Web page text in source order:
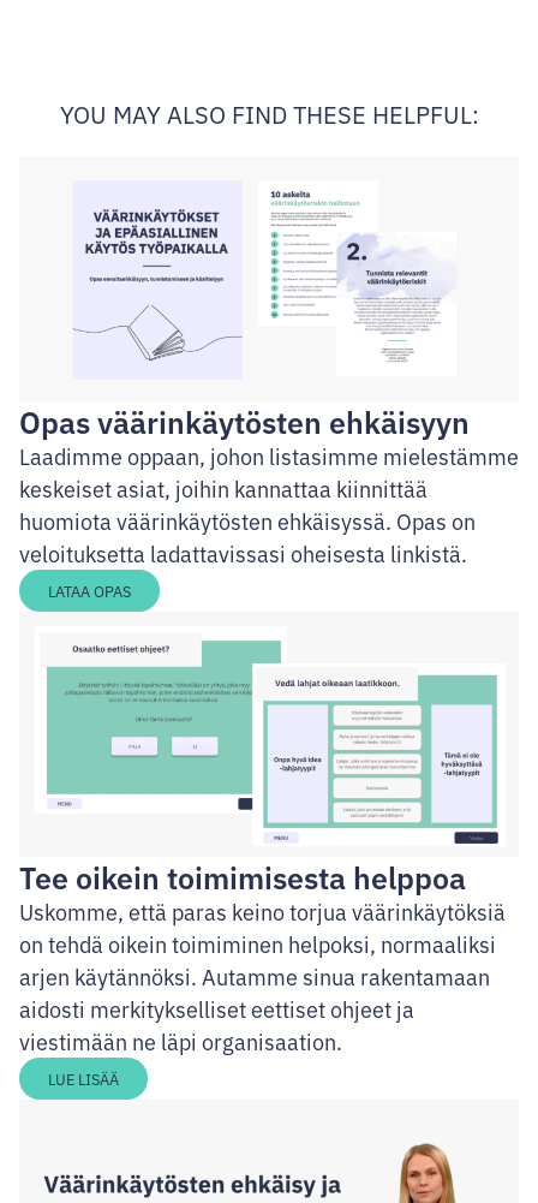
YOU MAY ALSO FIND THESE HELPFUL:
Opas väärinkäytösten ehkäisyyn
Laadimme oppaan, johon listasimme mielestämme
keskeiset asiat, joihin kannattaa kiinnittää
huomiota väärinkäytösten ehkäisyssä. Opas on
veloituksetta ladattavissasi oheisesta linkistä.
LATAA OPAS
Tee oikein toimimisesta helppoa
Uskomme, että paras keino torjua väärinkäytöksiä
on tehdä oikein toimiminen helpoksi, normaaliksi
arjen käytännöksi. Autamme sinua rakentamaan
aidosti merkitykselliset eettiset ohjeet ja
viestimään ne läpi organisaation.
LUE LISÄÄ